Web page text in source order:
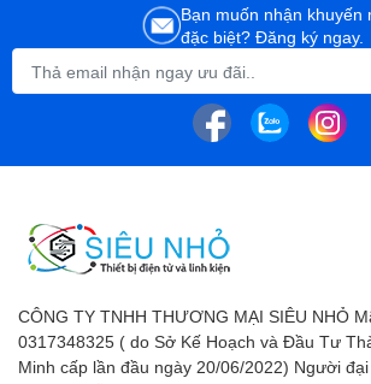
Bạn muốn nhận khuyến
đặc biệt? Đăng ký ngay.
CÔNG TY TNHH THƯƠNG MẠI SIÊU NHỎ
0317348325 ( do Sở Kế Hoạch và Đầu Tư
Minh cấp lần đầu ngày 20/06/2022) Người